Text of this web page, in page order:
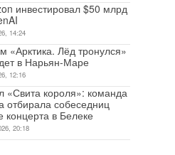
инвестировал $50 млрд
14:24
«Арктика. Лёд тронулся»
в Нарьян-Маре
12:16
«Свита короля»: команда
отбирала собеседниц
концерта в Белеке
20:18